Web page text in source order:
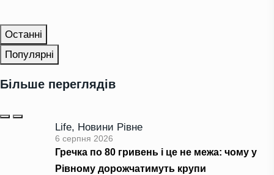
Останні
Популярні
Більше переглядів
Life, Новини Рівне
6 серпня 2026
Гречка по 80 гривень і це не межа: чому у
Рівному дорожчатимуть крупи